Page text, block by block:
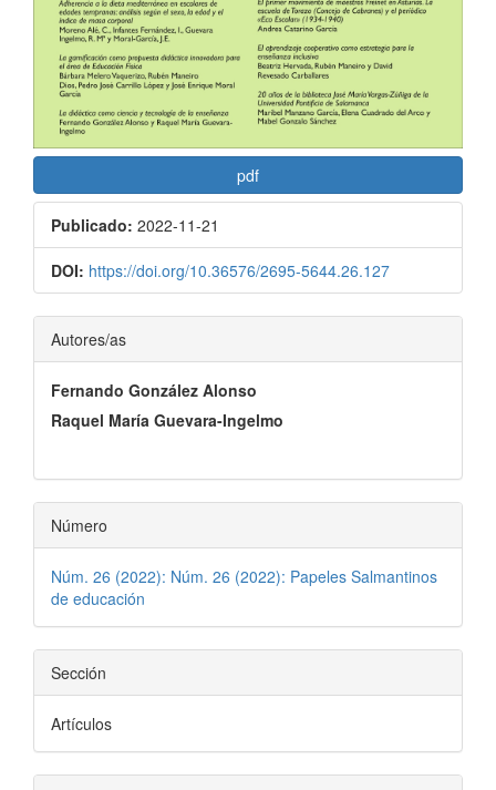
pdf
Publicado: 2022-11-21
DOI: https://doi.org/10.36576/2695-5644.26.127
Contenido
principal
del
artículo
Autores/as
Fernando González Alonso
Raquel María Guevara-Ingelmo
Número
Núm. 26 (2022): Núm. 26 (2022): Papeles Salmantinos
de educación
Sección
Artículos